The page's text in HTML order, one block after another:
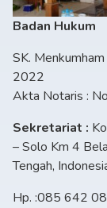
Badan Hukum
SK.
2022
Akta Notaris :
Sekretariat :
– Solo Km 4
Tengah,
Hp. :085 642